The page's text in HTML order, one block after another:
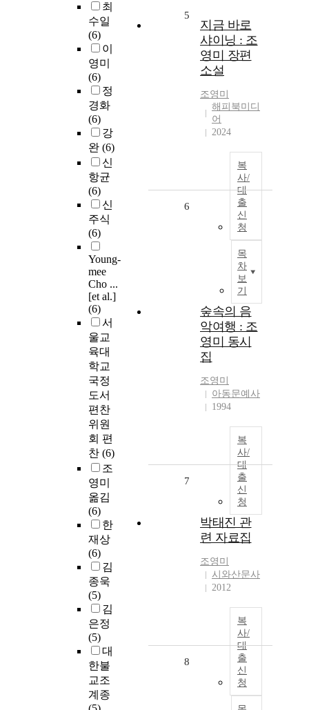
최
수일
(6)
이
영미
(6)
정
경화
(6)
강
완 (6)
신
항균
(6)
신
주식
(6)
Young-
mee
Cho ...
[et al.]
(6)
서
울교
육대
학교
국정
도서
편찬
위원
회 편
찬 (6)
조
영미
옮김
(6)
한
재상
(6)
김
종욱
(5)
김
은정
(5)
대
한불
교조
계종
5
지금 바로
샤이닝 : 조
영미 장편
소설
조영미
해피북미디
어
2024
복
사/
대
출
신
청
목
차
보
기
6
숲속의 음
악여행 : 조
영미 동시
집
조영미
아동문예사
1994
복
사/
대
출
신
청
7
박태진 관
련 자료집
조영미
시와산문사
2012
복
사/
대
출
신
청
8